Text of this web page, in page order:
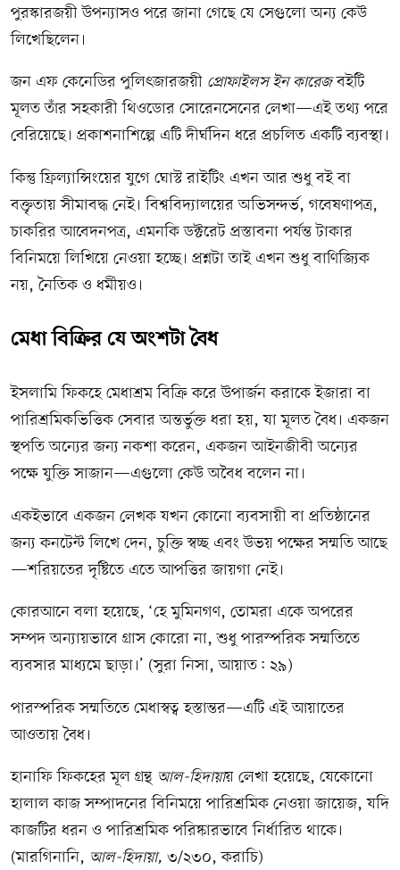
পুরস্কারজয়ী উপন্যাসও পরে জানা গেছে যে সেগুলো অন্য কেউ
লিখেছিলেন।
জন এফ কেনেডির পুলিৎজারজয়ী প্রোফাইলস ইন কারেজবইটি
মূলত তাঁর সহকারী থিওডোর সোরেনসেনের লেখা—এই তথ্য পরে
বেরিয়েছে। প্রকাশনাশিল্পে এটি দীর্ঘদিন ধরে প্রচলিত একটি ব্যবস্থা।
কিন্তু ফ্রিল্যান্সিংয়ের যুগে ঘোস্ট রাইটিং এখন আর শুধু বই বা
বক্তৃতায় সীমাবদ্ধ নেই। বিশ্ববিদ্যালয়ের অভিসন্দর্ভ, গবেষণাপত্র,
চাকরির আবেদনপত্র, এমনকি ডক্টরেট প্রস্তাবনা পর্যন্ত টাকার
বিনিময়ে লিখিয়ে নেওয়া হচ্ছে। প্রশ্নটা তাই এখন শুধু বাণিজ্যিক
নয়, নৈতিক ও ধর্মীয়ও।
মেধা বিক্রির যে অংশটা বৈধ
ইসলামি ফিকহে মেধাশ্রম বিক্রি করে উপার্জন করাকে ইজারা বা
পারিশ্রমিকভিত্তিক সেবার অন্তর্ভুক্ত ধরা হয়, যা মূলত বৈধ। একজন
স্থপতি অন্যের জন্য নকশা করেন, একজন আইনজীবী অন্যের
পক্ষে যুক্তি সাজান—এগুলো কেউ অবৈধ বলেন না।
একইভাবে একজন লেখক যখন কোনো ব্যবসায়ী বা প্রতিষ্ঠানের
জন্য কনটেন্ট লিখে দেন, চুক্তি স্বচ্ছ এবং উভয় পক্ষের সম্মতি আছে
—শরিয়তের দৃষ্টিতে এতে আপত্তির জায়গা নেই।
কোরআনে বলা হয়েছে, ‘হে মুমিনগণ, তোমরা একে অপরের
সম্পদ অন্যায়ভাবে গ্রাস কোরো না, শুধু পারস্পরিক সম্মতিতে
ব্যবসার মাধ্যমে ছাড়া।’ (সুরা নিসা, আয়াত: ২৯)
পারস্পরিক সম্মতিতে মেধাস্বত্ব হস্তান্তর—এটি এই আয়াতের
আওতায় বৈধ।
হানাফি ফিকহের মূল গ্রন্থ আল-হিদায়ায় লেখা হয়েছে, যেকোনো
হালাল কাজ সম্পাদনের বিনিময়ে পারিশ্রমিক নেওয়া জায়েজ, যদি
কাজটির ধরন ও পারিশ্রমিক পরিষ্কারভাবে নির্ধারিত থাকে।
(মারগিনানি, আল-হিদায়া, ৩/২৩০, করাচি)